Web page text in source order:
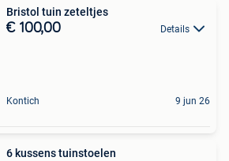
Bristol tuin zeteltjes
€ 100,00 Details
Kontich 9 jun 26
6 kussens tuinstoelen